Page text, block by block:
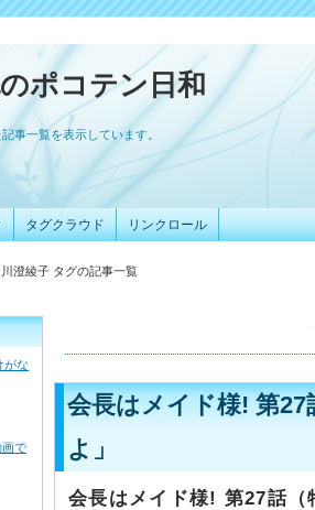
ポコテン日和
事一覧を表示しています。
澄綾子 タグの記事一覧
会長はメイド様! 第
よ」
会長はメイド様! 第27話（
がな
画で
タグクラウド リンクロール